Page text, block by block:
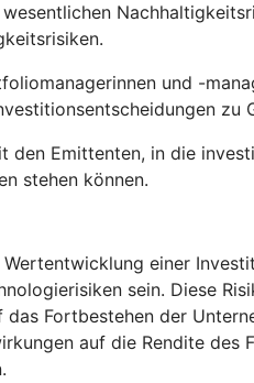
und -
zu
Emittenten, in die
stehen können.
einer
sein. Diese
Fortbestehen der
auf die Rendite des